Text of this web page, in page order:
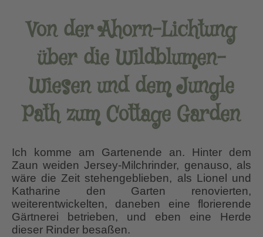
Von der Ahorn-Lichtung
über die Wildblumen-
Wiesen und dem Jungle
Path zum Cottage Garden
Ich komme am Gartenende an. Hinter dem
Zaun weiden Jersey-Milchrinder, genauso, als
wäre die Zeit stehengeblieben, als Lionel und
Katharine den Garten renovierten,
weiterentwickelten, daneben eine florierende
Gärtnerei betrieben, und eben eine Herde
dieser Rinder besaßen.